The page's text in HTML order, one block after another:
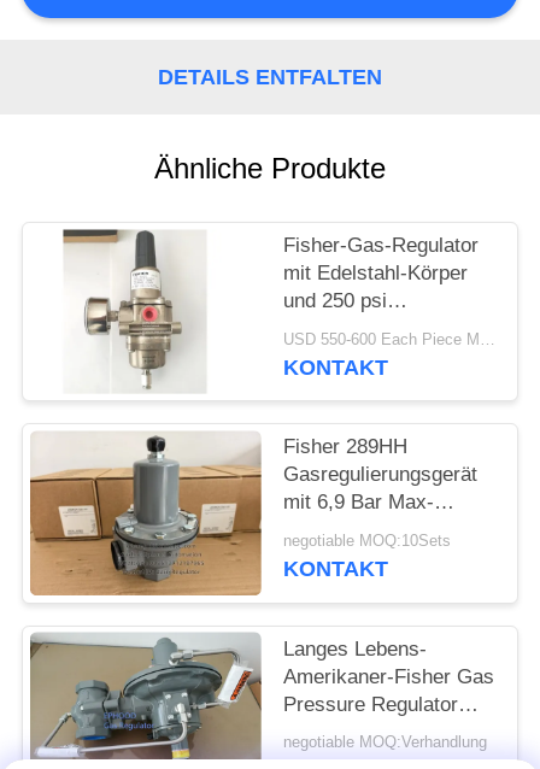
DETAILS ENTFALTEN
Ähnliche Produkte
Fisher-Gas-Regulator
mit Edelstahl-Körper
und 250 psi
Einlassdruck für
Offshore-Anwendungen
USD 550-600 Each Piece MOQ:10sets
KONTAKT
Fisher 289HH
Gasregulierungsgerät
mit 6,9 Bar Max-
Eingangsdruck 45-75
psi Federbereich und
negotiable MOQ:10Sets
KONTAKT
Langes Lebens-
Amerikaner-Fisher Gas
Pressure Regulator
For-Feuer-u. -gas-
Systeme 299H
negotiable MOQ:Verhandlung